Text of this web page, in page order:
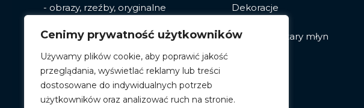
Cenimy prywatność użytkowników
Używamy plików cookie, aby poprawić jakość
przeglądania, wyświetlać reklamy lub treści
dostosowane do indywidualnych potrzeb
użytkowników oraz analizować ruch na stronie.
- obrazy, rzeźby, oryginalne
przegląd najnowszych trendów i
opisy sprawdzonych sposobów,
które zainteresują każdego
miłośnika!
Dekoracje
Pracownia stary młyn